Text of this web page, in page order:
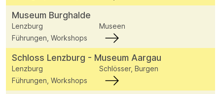
Museum Burghalde
Lenzburg
Museen
Führungen, Workshops
Schloss Lenzburg - Museum Aargau
Lenzburg
Schlösser, Burgen
Führungen, Workshops